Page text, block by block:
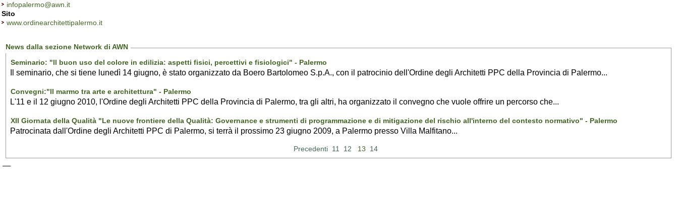
infopalermo@awn.it
Sito
www.ordinearchitettipalermo.it
News dalla sezione Network di AWN
Seminario: "Il buon uso del colore in edilizia: aspetti fisici, percettivi e fisiologici" - Palermo
Il seminario, che si tiene lunedì 14 giugno, è stato organizzato da Boero Bartolomeo S.p.A., con il patrocinio dell'Ordine degli Architetti PPC della Provincia di Palermo...
Convegni:"Il marmo tra arte e architettura" - Palermo
L'11 e il 12 giugno 2010, l'Ordine degli Architetti PPC della Provincia di Palermo, tra gli altri, ha organizzato il convegno che vuole offrire un percorso che...
XII Giornata della Qualità "Le nuove frontiere della Qualità: Governance e strumenti di programmazione e di mitigazione del rischio all'interno del contesto normativo" - Palermo
Patrocinata dall'Ordine degli Architetti PPC di Palermo, si terrà il prossimo 23 giugno 2009, a Palermo presso Villa Malfitano...
Precedenti 11 12 13 14